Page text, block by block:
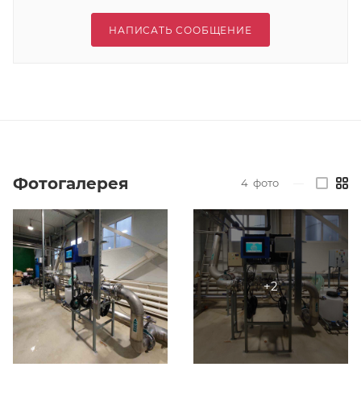
НАПИСАТЬ СООБЩЕНИЕ
Фотогалерея 4 фото